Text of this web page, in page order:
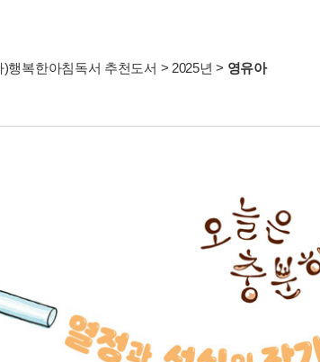
)행복한아침독서 추천도서 > 2025년 > 영유아